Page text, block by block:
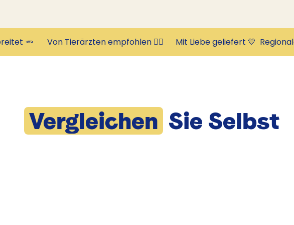
🥕       Von Tierärzten empfohlen 👩‍⚕️      Mit Liebe geliefert 💙
Vergleichen Sie Selbst